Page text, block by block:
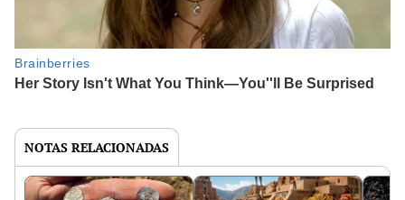
NOTAS RELACIONADAS